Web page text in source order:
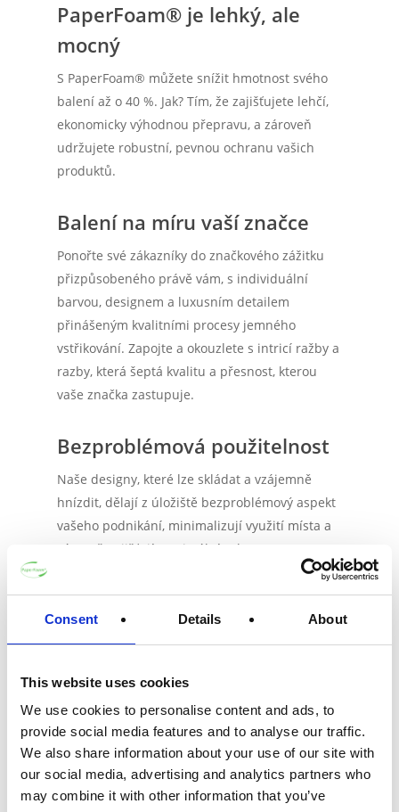
Consent Details About
This website uses cookies
We use cookies to personalise content and ads, to
provide social media features and to analyse our traffic.
We also share information about your use of our site with
our social media, advertising and analytics partners who
may combine it with other information that you’ve
PaperFoam® je lehký, ale
mocný
S PaperFoam® můžete snížit hmotnost svého
balení až o 40 %. Jak? Tím, že zajišťujete lehčí,
ekonomicky výhodnou přepravu, a zároveň
udržujete robustní, pevnou ochranu vašich
produktů.
Balení na míru vaší značce
Ponořte své zákazníky do značkového zážitku
přizpůsobeného právě vám, s individuální
barvou, designem a luxusním detailem
přinášeným kvalitními procesy jemného
vstřikování. Zapojte a okouzlete s intricí ražby a
razby, která šeptá kvalitu a přesnost, kterou
vaše značka zastupuje.
Bezproblémová použitelnost
Naše designy, které lze skládat a vzájemně
hnízdit, dělají z úložiště bezproblémový aspekt
vašeho podnikání, minimalizují využití místa a
zároveň zajišťují maximální ochranu.
Harmonie stylu a
udržitelnosti
Vydejte se na cestu s PaperFoam®, která nejen
komunikuje péči o vaše produkty, ale také šíří
rezonující zprávu o ekologické odpovědnosti.
Propojujeme prvotřídní kvalitu s hmatatelnou
udržitelností. Váš produkt je výjimečný a
vyžaduje výjimečnou nádobu. Nádobu, která